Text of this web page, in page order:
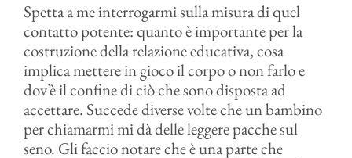
Spetta a me interrogarmi sulla misura di quel
contatto potente: quanto è importante per la
costruzione della relazione educativa, cosa
implica mettere in gioco il corpo o non farlo e
dov’è il confine di ciò che sono disposta ad
accettare. Succede diverse volte che un bambino
per chiamarmi mi dà delle leggere pacche sul
seno. Gli faccio notare che è una parte che